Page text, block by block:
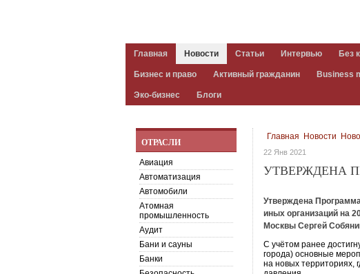
Главная Новости Статьи Интервью Без
Бизнес и право Активный гражданин Business
Эко-бизнес Блоги
Главная Новости
22 Янв 2021
УТВЕРЖДЕНА
Утверждена
иных организаций на
Москвы Сергей
С учётом ранее
города) основные
на новых территориях,
ОТРАСЛИ
Авиация
Автоматизация
Автомобили
Атомная
промышленность
Аудит
Бани и сауны
Банки